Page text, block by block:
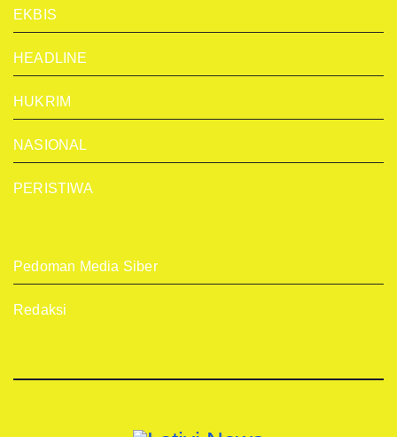
EKBIS
HEADLINE
HUKRIM
NASIONAL
PERISTIWA
Pedoman Media Siber
Redaksi